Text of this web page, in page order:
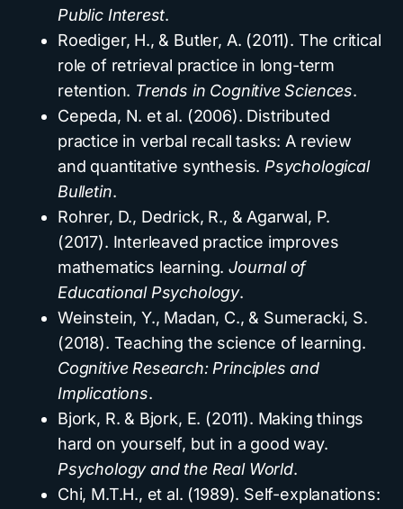
Public Interest.
Roediger, H., & Butler, A. (2011). The critical
role of retrieval practice in long-term
retention. Trends in Cognitive Sciences.
Cepeda, N. et al. (2006). Distributed
practice in verbal recall tasks: A review
and quantitative synthesis. Psychological
Bulletin.
Rohrer, D., Dedrick, R., & Agarwal, P.
(2017). Interleaved practice improves
mathematics learning.Journal of
Educational Psychology.
Weinstein, Y., Madan, C., & Sumeracki, S.
(2018). Teaching the science of learning.
Cognitive Research: Principles and
Implications.
Bjork, R. & Bjork, E. (2011). Making things
hard on yourself, but in a good way.
Psychology and the Real World.
Chi, M.T.H., et al. (1989). Self-explanations: